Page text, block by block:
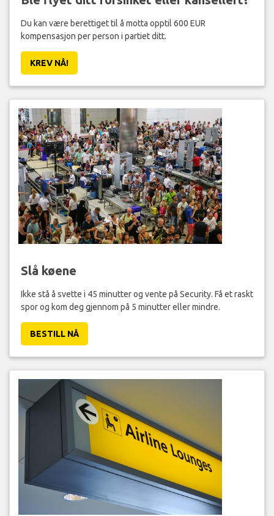
Du kan være berettiget til å motta opptil 600 EUR
kompensasjon per person i partiet ditt.
KREV NÅ!
Slå køene
Ikke stå å svette i 45 minutter og vente på Security. Få et raskt
spor og kom deg gjennom på 5 minutter eller mindre.
BESTILL NÅ